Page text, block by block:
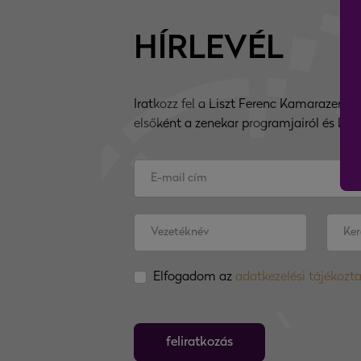
HÍRLEVÉL
Iratkozz fel a Liszt Ferenc
elsőként a zenekar programjairól és
Elfogadom az adatkezelési
feliratkozás